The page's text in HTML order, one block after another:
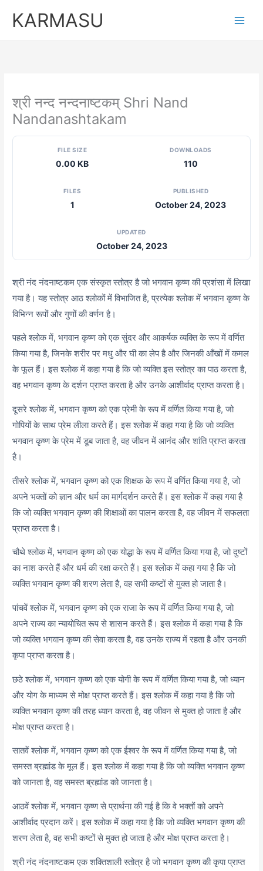
KARMASU
श्री नन्द नन्दनाष्टकम् Shri Nand
Nandanashtakam
FILE SIZE
0.00 KB
DOWNLOADS
110
FILES
1
PUBLISHED
October 24, 2023
UPDATED
October 24, 2023
श्री नंद नंदनाष्टकम एक संस्कृत स्तोत्र है जो भगवान कृष्ण की प्रशंसा में लिखा
गया है। यह स्तोत्र आठ श्लोकों में विभाजित है, प्रत्येक श्लोक में भगवान कृष्ण के
विभिन्न रूपों और गुणों की वर्णन है।
पहले श्लोक में, भगवान कृष्ण को एक सुंदर और आकर्षक व्यक्ति के रूप में वर्णित
किया गया है, जिनके शरीर पर मधु और घी का लेप है और जिनकी आँखों में कमल
के फूल हैं। इस श्लोक में कहा गया है कि जो व्यक्ति इस स्तोत्र का पाठ करता है,
वह भगवान कृष्ण के दर्शन प्राप्त करता है और उनके आशीर्वाद प्राप्त करता है।
दूसरे श्लोक में, भगवान कृष्ण को एक प्रेमी के रूप में वर्णित किया गया है, जो
गोपियों के साथ प्रेम लीला करते हैं। इस श्लोक में कहा गया है कि जो व्यक्ति
भगवान कृष्ण के प्रेम में डूब जाता है, वह जीवन में आनंद और शांति प्राप्त करता
है।
तीसरे श्लोक में, भगवान कृष्ण को एक शिक्षक के रूप में वर्णित किया गया है, जो
अपने भक्तों को ज्ञान और धर्म का मार्गदर्शन करते हैं। इस श्लोक में कहा गया है
कि जो व्यक्ति भगवान कृष्ण की शिक्षाओं का पालन करता है, वह जीवन में सफलता
प्राप्त करता है।
चौथे श्लोक में, भगवान कृष्ण को एक योद्धा के रूप में वर्णित किया गया है, जो दुष्टों
का नाश करते हैं और धर्म की रक्षा करते हैं। इस श्लोक में कहा गया है कि जो
व्यक्ति भगवान कृष्ण की शरण लेता है, वह सभी कष्टों से मुक्त हो जाता है।
पांचवें श्लोक में, भगवान कृष्ण को एक राजा के रूप में वर्णित किया गया है, जो
अपने राज्य का न्यायोचित रूप से शासन करते हैं। इस श्लोक में कहा गया है कि
जो व्यक्ति भगवान कृष्ण की सेवा करता है, वह उनके राज्य में रहता है और उनकी
कृपा प्राप्त करता है।
छठे श्लोक में, भगवान कृष्ण को एक योगी के रूप में वर्णित किया गया है, जो ध्यान
और योग के माध्यम से मोक्ष प्राप्त करते हैं। इस श्लोक में कहा गया है कि जो
व्यक्ति भगवान कृष्ण की तरह ध्यान करता है, वह जीवन से मुक्त हो जाता है और
मोक्ष प्राप्त करता है।
सातवें श्लोक में, भगवान कृष्ण को एक ईश्वर के रूप में वर्णित किया गया है, जो
समस्त ब्रह्मांड के मूल हैं। इस श्लोक में कहा गया है कि जो व्यक्ति भगवान कृष्ण
को जानता है, वह समस्त ब्रह्मांड को जानता है।
आठवें श्लोक में, भगवान कृष्ण से प्रार्थना की गई है कि वे भक्तों को अपने
आशीर्वाद प्रदान करें। इस श्लोक में कहा गया है कि जो व्यक्ति भगवान कृष्ण की
शरण लेता है, वह सभी कष्टों से मुक्त हो जाता है और मोक्ष प्राप्त करता है।
श्री नंद नंदनाष्टकम एक शक्तिशाली स्तोत्र है जो भगवान कृष्ण की कृपा प्राप्त